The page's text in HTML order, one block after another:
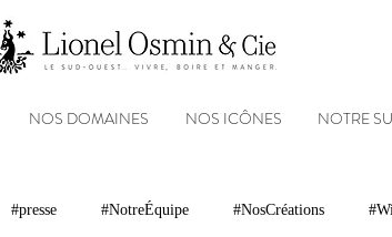
NOS DOMAINES NOS ICÔNES NOTRE
#presse #NotreÉquipe #NosCréations